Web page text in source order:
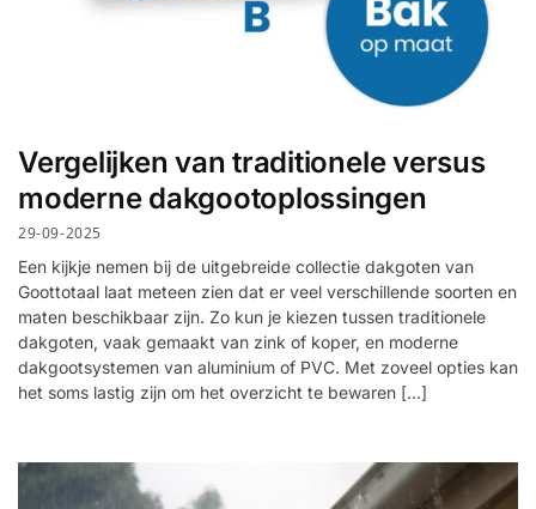
Vergelijken van traditionele versus
moderne dakgootoplossingen
29-09-2025
Een kijkje nemen bij de uitgebreide collectie dakgoten van
Goottotaal laat meteen zien dat er veel verschillende soorten en
maten beschikbaar zijn. Zo kun je kiezen tussen traditionele
dakgoten, vaak gemaakt van zink of koper, en moderne
dakgootsystemen van aluminium of PVC. Met zoveel opties kan
het soms lastig zijn om het overzicht te bewaren […]